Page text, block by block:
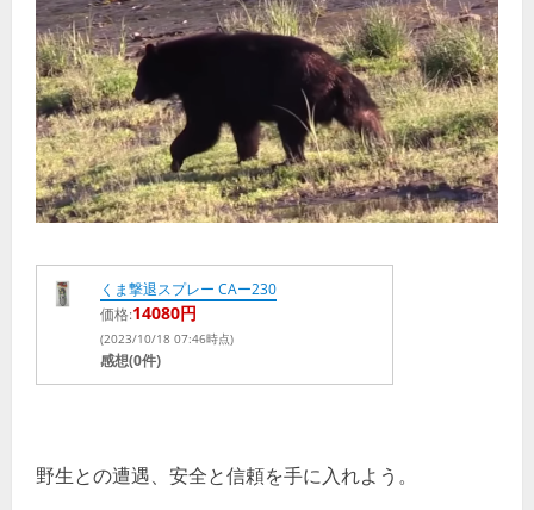
くま撃退スプレー CAー230
価格:14080円
(2023/10/18 07:46時点)
感想(0件)
野生との遭遇、安全と信頼を手に入れよう。